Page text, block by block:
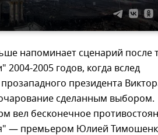
напоминает сценарий после
2005 годов, когда вслед
президента
сделанным выбором.
вел бесконечное
— премьером Юлией